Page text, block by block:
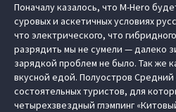
Поначалу казалось, что M-Hero
суровых и аскетичных условиях
что электрического, что
разрядить мы не сумели — далеко
зарядкой проблем не было. Так же
вкусной едой. Полуостров
состоятельных туристов, для
четырехзвездный глэмпинг